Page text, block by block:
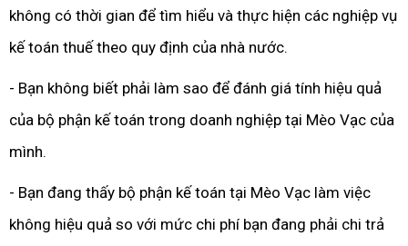
không có thời gian để tìm hiểu và thực hiện các nghiệp vụ
kế toán thuế theo quy định của nhà nước.
- Bạn không biết phải làm sao để đánh giá tính hiệu quả
của bộ phận kế toán trong doanh nghiệp tại Mèo Vạc của
mình.
- Bạn đang thấy bộ phận kế toán tại Mèo Vạc làm việc
không hiệu quả so với mức chi phí bạn đang phải chi trả